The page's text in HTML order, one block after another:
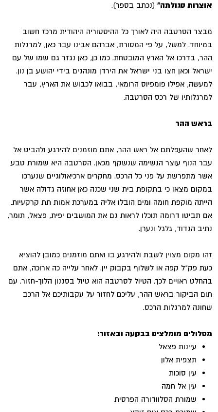
אוצרות סגולתה" (נכתב בספר).
מבצר הסרטבה היה לאורך כל ההיסטוריה היהודית מרכז חשוב
במיוחד. למשל, על פי המסורת, אברהם אבינו עבר כאן, למרגלות
ההר, בדרכו אל הארץ המובטחת. כמו כן, כאן נגזר גם שמו של עם
ישראל וכאן חצו בני ישראל את הירדן מונהגים בידי יהושע בן נון.
למעשה, אפילו פומפיוס הרומאי, בבואו לכבוש את הארץ, עבר
למרגלותיו של רכס הסרטבה.
בראש ההר
לאחר שהעפלתם אל ראש ההר, אתם מוזמנים להירגע ולהביט אל
עבר הנוף עוצר הנשימה שנשקף מכאן. הסרטבה היא שמורת טבע
אשר מתפרשת על פני כל הרכס. מחקרים ארכיאולוגיים שנערכו
במקום מצאו כי בתקופת בית שני שכנה כאן אחוזה גדולה אשר
הייתה מוקפת חומה ומים הובלו אליה במערכת אמות תת קרקעיות.
אם תביטו דרומה תוכלו לראות גם את המושבים יפית, פצאל, תומר,
נתיב הגדוד, גלגל ונערן.
זהו מקום מצוין לשבת ולהירגע בו ואתם מוזמנים כמובן להוציא
כעת פק"ל קפה או לשלוף בקבוק יין. לאחר עלייה כה ארוכה, אתם
בהחלט ראויים לכך. הטיול לסרטבה הוא טיול בסגנון הלוך-חזור. עם
תום הביקור בראש ההר, עליכם לחזור על עקבותיכם אל הרכב
שחונה למרגלות הרכס.
מסלולים מומלצים בבקעה ובאזור:
עיינות פצאל
תצפית אלון
עין סוכות
עין אל חמה
שמורת הסלוודורה הפרסית